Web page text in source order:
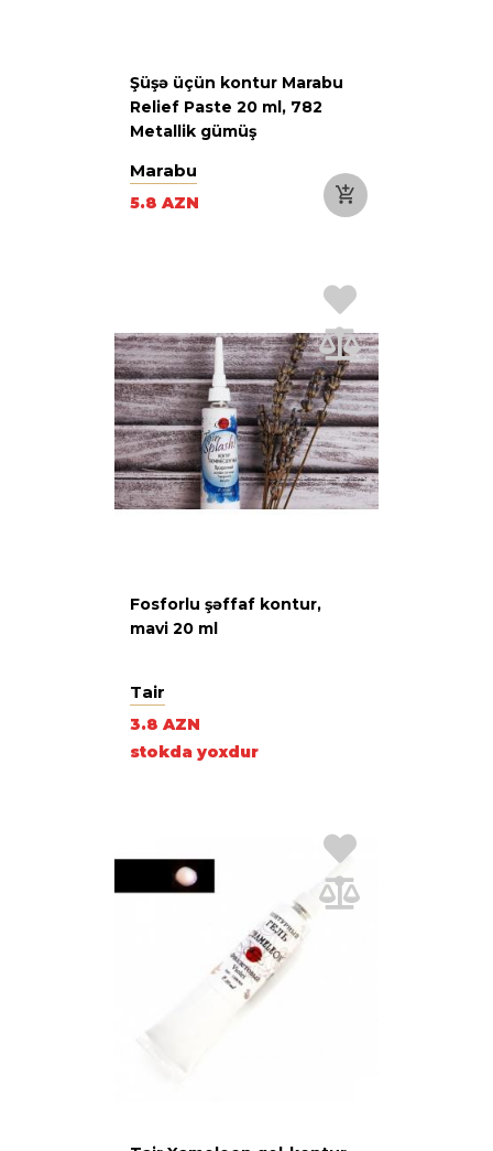
Şüşə üçün kontur Marabu
Relief Paste 20 ml, 782
Metallik gümüş
Marabu
5.8 AZN
Fosforlu şəffaf kontur,
mavi 20 ml
Tair
3.8 AZN
stokda yoxdur